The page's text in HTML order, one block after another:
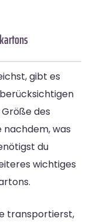
gibt es
des
nachdem, was
du
wichtiges
transportierst,